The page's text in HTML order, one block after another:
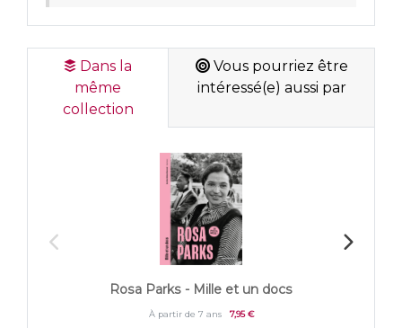
Dans la
même
collection
Vous pourriez être
intéressé(e) aussi par
Rosa Parks - Mille et un docs
À partir de 7 ans 7,95 €